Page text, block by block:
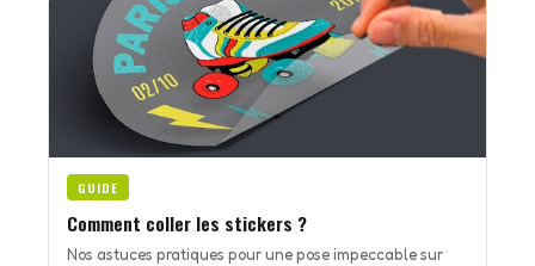
GUIDE
Comment coller les stickers ?
Nos astuces pratiques pour une pose impeccable sur